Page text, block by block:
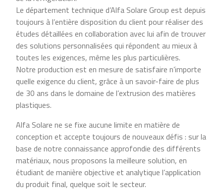
Le département technique d’Alfa Solare Group est depuis
toujours à l’entière disposition du client pour réaliser des
études détaillées en collaboration avec lui afin de trouver
des solutions personnalisées qui répondent au mieux à
toutes les exigences, même les plus particulières.
Notre production est en mesure de satisfaire n’importe
quelle exigence du client, grâce à un savoir-faire de plus
de 30 ans dans le domaine de l’extrusion des matières
plastiques.
Alfa Solare ne se fixe aucune limite en matière de
conception et accepte toujours de nouveaux défis : sur la
base de notre connaissance approfondie des différents
matériaux, nous proposons la meilleure solution, en
étudiant de manière objective et analytique l’application
du produit final, quelque soit le secteur.